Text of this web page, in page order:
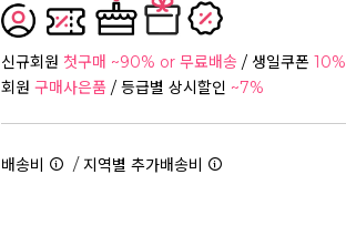
신규회원 첫구매 ~90% or 무료배송 / 생일쿠폰 10%
회원 구매사은품 / 등급별 상시할인 ~7%
배송비 /지역별 추가배송비